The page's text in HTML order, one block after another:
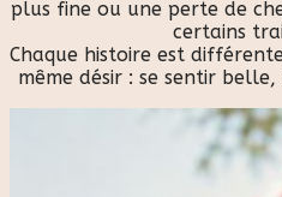
plus fine ou une perte de
certains
Chaque histoire est
même désir : se sentir